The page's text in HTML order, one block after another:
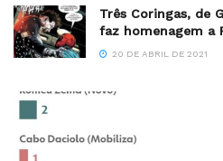
Três Coringas, de
faz homenagem a
20 DE ABRIL DE 2021